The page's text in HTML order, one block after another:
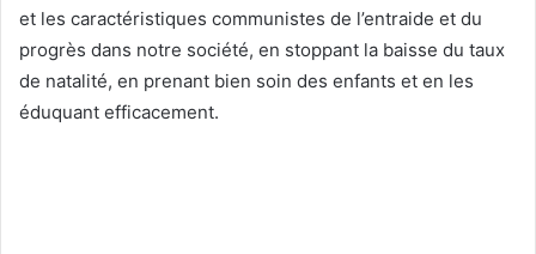
et les caractéristiques communistes de l’entraide et du
progrès dans notre société, en stoppant la baisse du taux
de natalité, en prenant bien soin des enfants et en les
éduquant efficacement.